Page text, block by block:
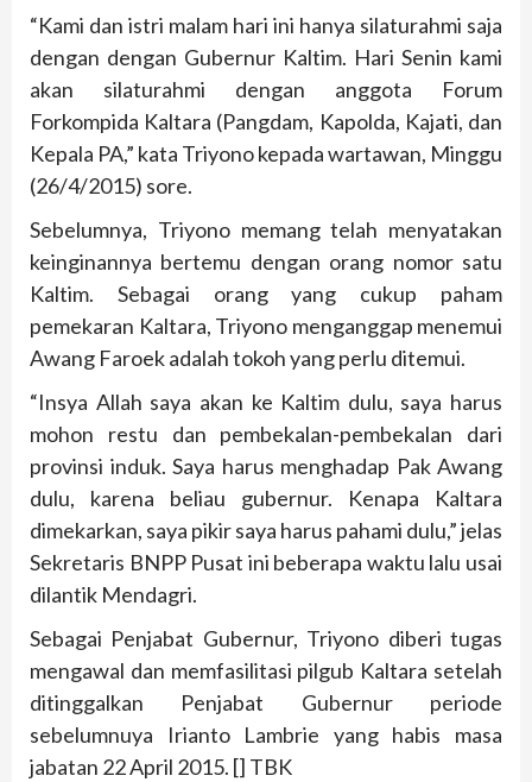
“Kami dan istri malam hari ini hanya silaturahmi saja
dengan dengan Gubernur Kaltim. Hari Senin kami
akan silaturahmi dengan anggota Forum
Forkompida Kaltara (Pangdam, Kapolda, Kajati, dan
Kepala PA,” kata Triyono kepada wartawan, Minggu
(26/4/2015) sore.
Sebelumnya, Triyono memang telah menyatakan
keinginannya bertemu dengan orang nomor satu
Kaltim. Sebagai orang yang cukup paham
pemekaran Kaltara, Triyono menganggap menemui
Awang Faroek adalah tokoh yang perlu ditemui.
“Insya Allah saya akan ke Kaltim dulu, saya harus
mohon restu dan pembekalan-pembekalan dari
provinsi induk. Saya harus menghadap Pak Awang
dulu, karena beliau gubernur. Kenapa Kaltara
dimekarkan, saya pikir saya harus pahami dulu,” jelas
Sekretaris BNPP Pusat ini beberapa waktu lalu usai
dilantik Mendagri.
Sebagai Penjabat Gubernur, Triyono diberi tugas
mengawal dan memfasilitasi pilgub Kaltara setelah
ditinggalkan Penjabat Gubernur periode
sebelumnuya Irianto Lambrie yang habis masa
jabatan 22 April 2015. [] TBK